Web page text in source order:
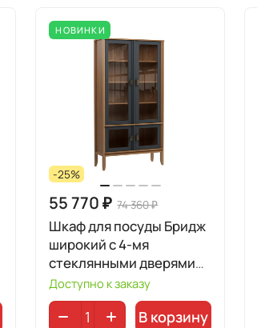
НОВИНКИ
-25%
55 770 ₽ 74 360 ₽
Шкаф для посуды Бридж
широкий с 4-мя
стеклянными дверями
96400
Доступно к заказу
В корзину